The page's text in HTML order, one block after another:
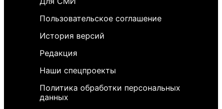
Пользовательское соглашение
История версий
Редакция
Наши спецпроекты
Политика обработки персональных
данных